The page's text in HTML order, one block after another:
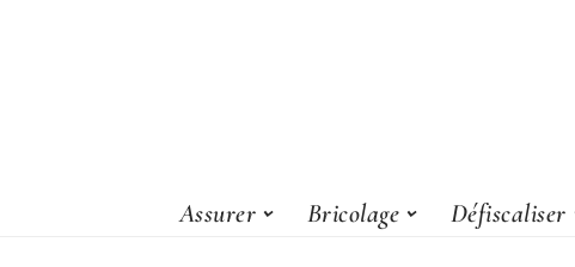
Assurer Bricolage Défiscaliser